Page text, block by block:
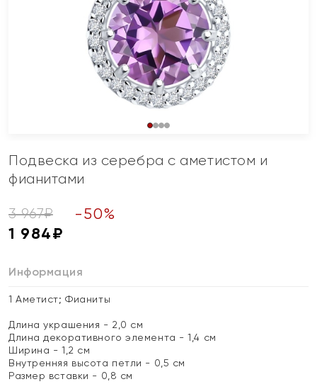
Подвеска из серебра с аметистом и
фианитами
3 967₽ -50%
1 984₽
Информация
1 Аметист; Фианиты
Длина украшения - 2,0 см
Длина декоративного элемента - 1,4 см
Ширина - 1,2 см
Внутренняя высота петли - 0,5 см
Размер вставки - 0,8 см